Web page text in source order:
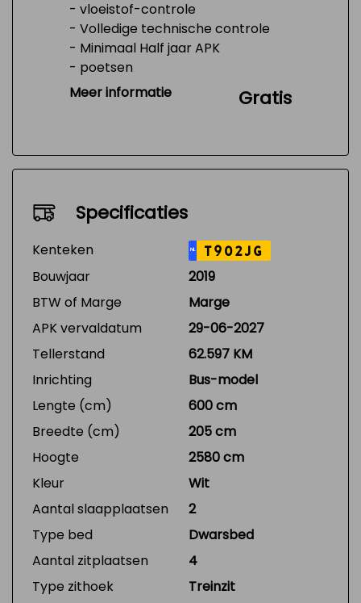
- vloeistof-controle
- Volledige technische controle
- Minimaal Half jaar APK
- poetsen
- Tank 1/4 vol
Meer informatie Gratis
Specificaties
Kenteken NL T902JG
Bouwjaar
2019
BTW of Marge
Marge
APK vervaldatum
29-06-2027
Tellerstand
62.597 KM
Inrichting
Bus-model
Lengte (cm)
600 cm
Breedte (cm)
205 cm
Hoogte
2580 cm
Kleur
Wit
Aantal slaapplaatsen
2
Type bed
Dwarsbed
Aantal zitplaatsen
4
Type zithoek
Treinzit